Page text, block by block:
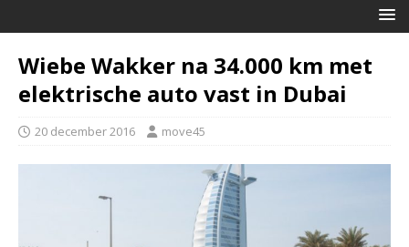
Wiebe Wakker na 34.000 km met
elektrische auto vast in Dubai
20 december 2016 move45